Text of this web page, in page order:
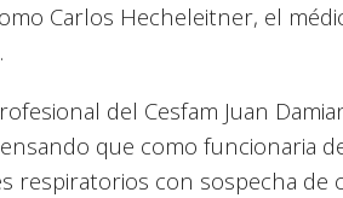
Carlos Hecheleitner, el
del Cesfam Juan
que como funcionaria
respiratorios con sospecha de